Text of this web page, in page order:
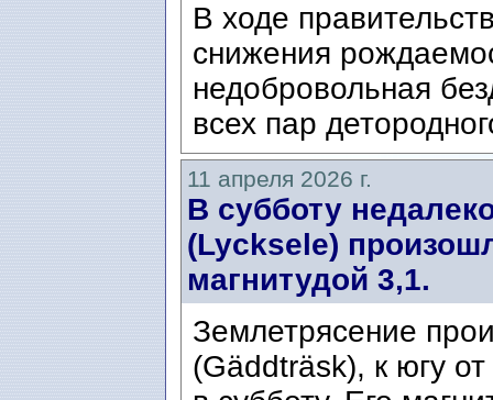
В ходе
снижения
недобровольная
всех пар
11 апреля 2026 г.
В субботу
(Lycksele)
магнитудой 3,1.
Землетрясение
(Gäddträsk), к югу